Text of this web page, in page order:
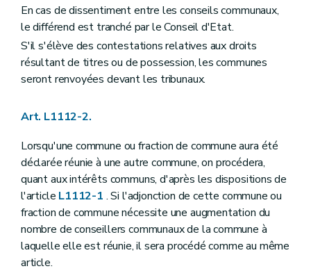
Section (4– Décret du 8 décembre 2005, art. 15) . - Traitement et costume des bourgmestre et échevins
Art. L1123-15
Art. L1123-16
Art. L1123-17
Art. L1123-18
Section (5– Décret du 8 décembre 2005, art. 15) . - Réunions et délibérations du (collège communal)
Section ( 6– Décret du 8 décembre 2005, art. 15) . - Attributions du (collège communal)
Art. L1123-23
Art. L1123-24
Art. L1123-25
Art. L1123-26
Art. L1123-27
Art. L1123-28
Section (7– Décret du 8 décembre 2005, art. 15) . - Attributions du bourgmestre
Art. L1123-29
En cas de dissentiment entre les conseils communaux,
le différend est tranché par le Conseil d'Etat.
S'il s'élève des contestations relatives aux droits
résultant de titres ou de possession, les communes
seront renvoyées devant les tribunaux.
Art. L1112-2.
Lorsqu'une commune ou fraction de commune aura été
déclarée réunie à une autre commune, on procédera,
quant aux intérêts communs, d'après les dispositions de
l'article L1112-1 . Si l'adjonction de cette commune ou
fraction de commune nécessite une augmentation du
nombre de conseillers communaux de la commune à
laquelle elle est réunie, il sera procédé comme au même
article.